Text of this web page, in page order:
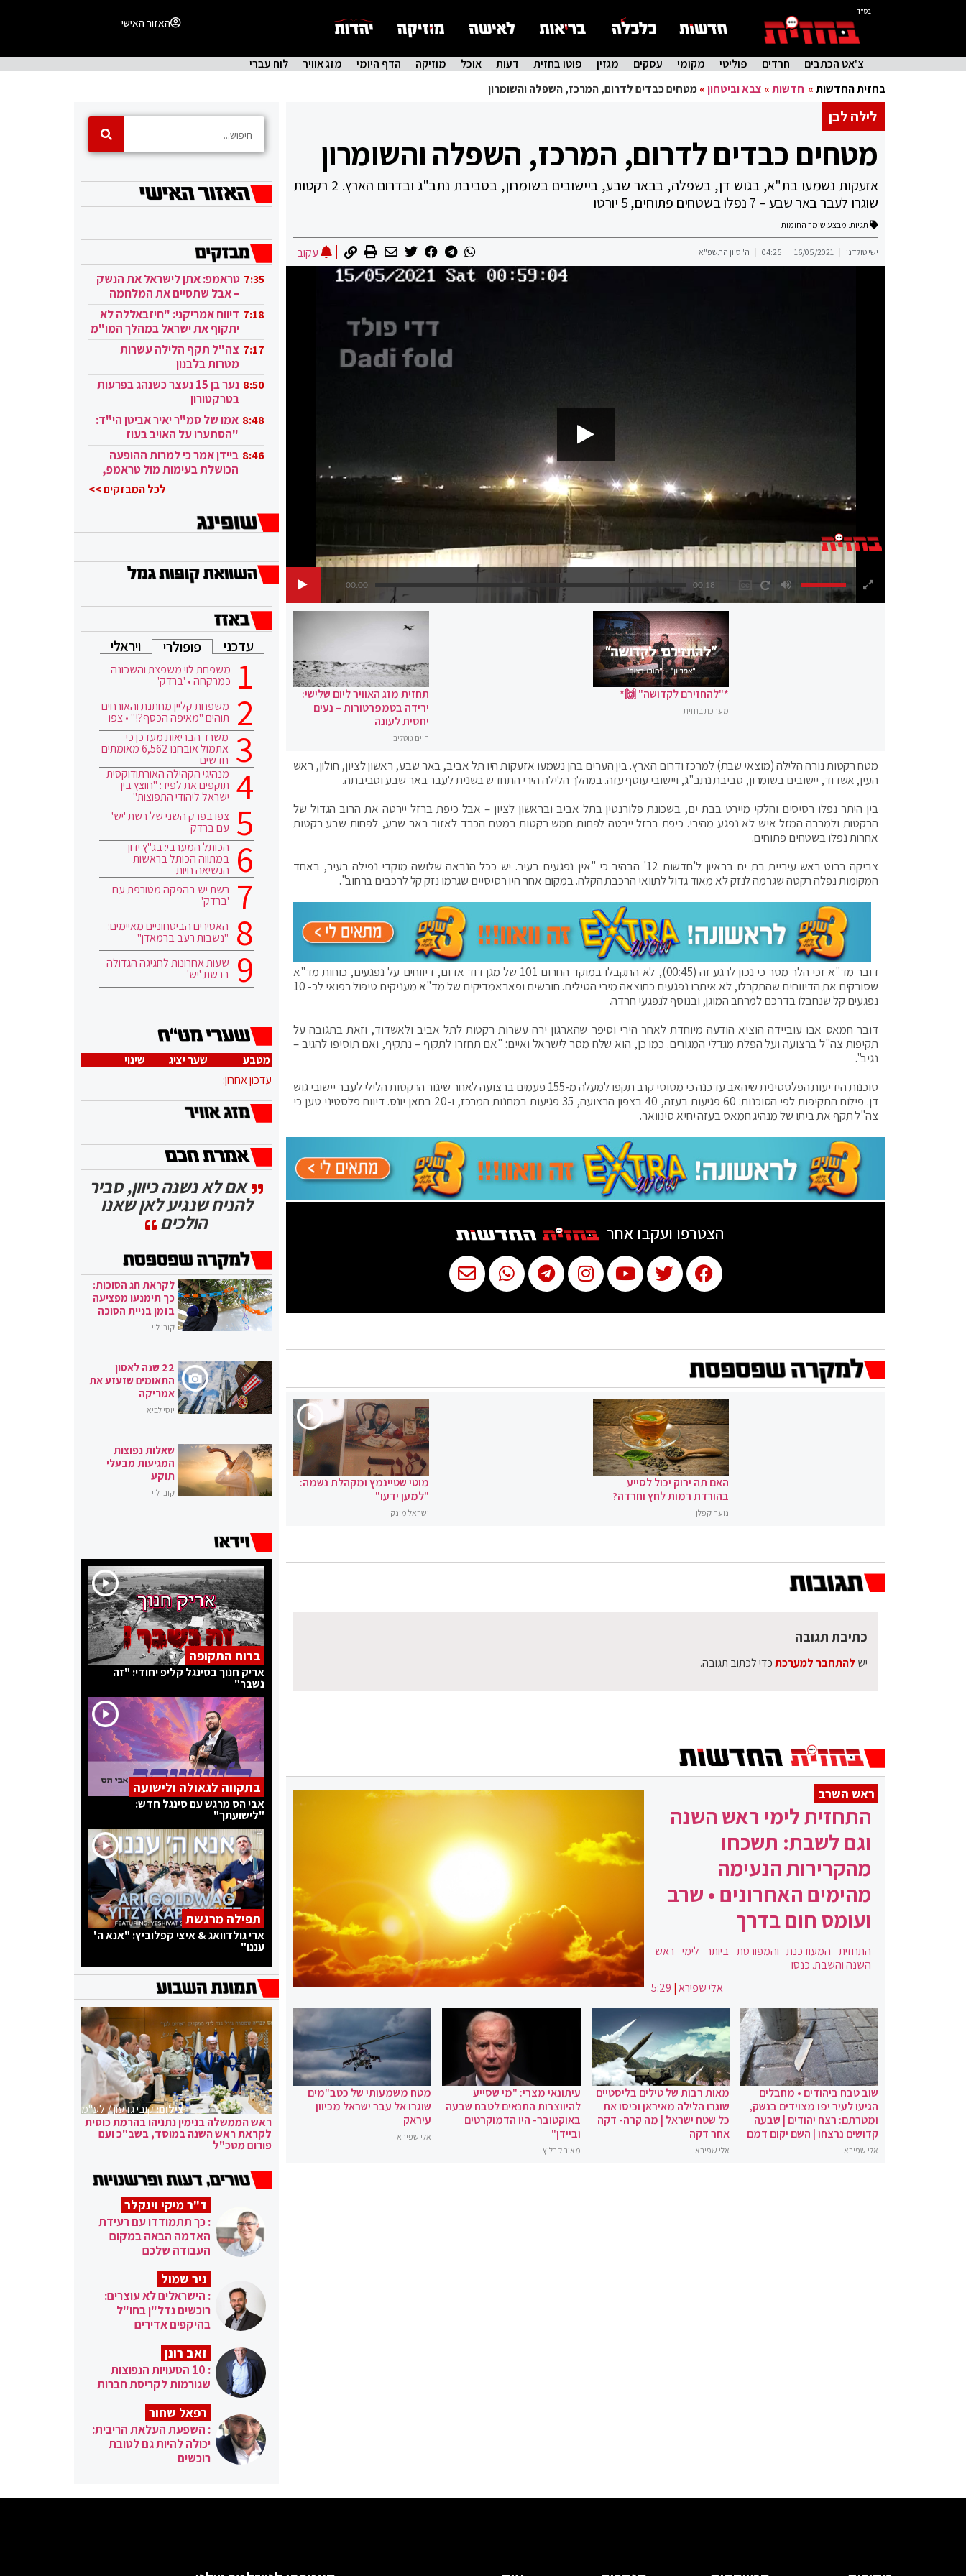
בס"ד
האזור האישי
צ'אט הכתבים חרדים פוליטי מקומי עסקים מגזין פוטו בחזית דעות אוכל מוזיקה הדף היומי מזג אוויר
לוח עברי
בחזית החדשות» חדשות» צבא וביטחון»מטחים כבדים לדרום, המרכז, השפלה והשומרון
לילה לבן
מטחים כבדים לדרום, המרכז, השפלה והשומרון
אזעקות נשמעו בת"א, בגוש דן, בשפלה, בבאר שבע, ביישובים בשומרון, בסביבת נתב"ג ובדרום הארץ. 2 רקטות
שוגרו לעבר באר שבע – 7 נפלו בשטחים פתוחים, 5 יורטו
תגיות: מבצע שומר החומות
ישי טולדנו 16/05/2021
04:25 ה' סיון התשפ"א עקוב
00:00 00:18
*"להחזירם לקדושה" 🙌*
מערכת בחזית
תחזית מזג האוויר ליום שלישי:
ירידה בטמפרטורות – נעים
יחסית לעונה
חיים גוטליב
מטח רקטות נורה הלילה (מוצאי שבת) למרכז ודרום הארץ. בין הערים בהן נשמעו אזעקות היו תל אביב, באר שבע, ראשון לציון, חולון, ראש
העין, אשדוד, יישובים בשומרון, סביבת נתב"ג, ויישובי עוטף עזה. במהלך הלילה הירי התחדש בשנית לעבר באר שבע וסביבתה.
בין היתר נפלו רסיסים וחלקי מיירט בבת ים, בשכונת פלורנטין בתל אביב ובראשון לציון – אבל כיפת ברזל יירטה את הרוב הגדול של
הרקטות ולמרבה המזל איש לא נפגע מהירי. כיפת ברזל יירטה לפחות חמש רקטות במטח הכבד לאזור באר שבע, לפחות שבע רקטות
אחרות נפלו בשטחים פתוחים.
צביקה ברוט ראש עיריית בת ים בראיון ל'חדשות 12' הבהיר כי "אין נפגעים בעיר. יש ככל הנראה שלושה מוקדי נפילה בעיר, באחד
המקומות נפלה רקטה שגרמה לנזק לא מאוד גדול לתוואי הרכבת הקלה. במקום אחר היו רסיסיים שגרמו נזק קל לרכבים ברחוב".
דובר מד"א זכי הלר מסר כי נכון לרגע זה (00:45), לא התקבלו במוקד החרום 101 של מגן דוד אדום, דיווחים על נפגעים, כוחות מד"א
שסורקים את הדיווחים שהתקבלו, לא איתרו נפגעים כתוצאה מירי הטילים. חובשים ופאראמדיקים של מד"א מעניקים טיפול רפואי לכ- 10
נפגעים קל שנחבלו בדרכם למרחב המוגן, ובנוסף לנפגעי חרדה.
דובר חמאס אבו עוביידה הוציא הודעה מיוחדת לאחר הירי וסיפר שהארגון ירה עשרות רקטות לתל אביב ולאשדוד, וזאת בתגובה על
תקיפות צה"ל ברצועה ועל הפלת מגדלי המגורים. כמו כן, הוא שלח מסר לישראל ואיים: "אם תחזרו לתקוף – נתקיף, ואם תוסיפו להגיב –
נגיב".
סוכנות הידיעות הפלסטינית שיהאב עדכנה כי מטוסי קרב תקפו למעלה מ-155 פעמים ברצועה לאחר שיגור הרקטות הלילי לעבר יישובי גוש
דן. פילוח התקיפות לפי הסוכנות: 60 פגיעות בעזה, 40 בצפון הרצועה, 35 פגיעות במחנות המרכז, ו-20 בחאן יונס. דיווח פלסטיני טען כי
צה"ל תקף את ביתו של מנהיג חמאס בעזה יחיא סינוואר.
הצטרפו ועקבו אחר
האם תה ירוק יכול לסייע
בהורדת רמות לחץ וחרדה?
נועה קפלן
מוטי שטיינמץ ומקהלת נשמה:
"למען ידעו"
ישראל מונק
כתיבת תגובה
יש להתחבר למערכתכדי לכתוב תגובה.
ראש השרב
התחזית לימי ראש השנה
וגם לשבת: תשכחו
מהקרירות הנעימה
מהימים האחרונים • שרב
ועומס חום בדרך
התחזית המעודכנת והמפורטת ביותר לימי ראש
השנה והשבת. כנסו
אלי שפירא|
5:29
שוב טבח ביהודים • מחבלים
הגיעו לעיר יפו מצוידים בנשק,
ומטרתם: רצח יהודים | שבעה
קדושים נרצחו | השם יקום דמם
אלי שפירא
מאות רבות של טילים בליסטיים
שוגרו הלילה מאיראן וכיסו את
כל שטח ישראל | מה קרה- דקה
אחר דקה
אלי שפירא
עיתונאי מצרי: "מי שסייע
להיווצרות התנאים לטבח שבעה
באוקטובר- היו הדמוקרטים
וביידן"
מאיר קרליץ
מטח משמעותי של כטב"מים
שוגרו אל עבר ישראל מכיוון
עיראק
אלי שפירא
7:35 טראמפ: אתן לישראל את הנשק
– אבל שתסיים את המלחמה
בעזה 7:18 דיווח אמריקני: "חיזבאללה לא
יתקוף את ישראל במהלך המו"מ
בקטאר" 7:17 צה"ל תקף הלילה עשרות
מטרות בלבנון
8:50
נער בן 15 נעצר כשנהג בפרעות
בטרקטורון
8:48 אמו של סמ"ר יאיר אביטן הי"ד:
"הסתערו על האויב בעוז
ובגבורה" 8:46 ביידן אמר כי למרות ההופעה
הכושלת בעימות מול טראמפ,
לכל המבזקים >>
עדכני פופולרי ויראלי
משפחת לוי משפצת והשכונה
כמרקחה • 'ברדק'
משפחת קליין מחתנת והאורחים
תוהים "מאיפה הכסף?!" • צפו
משרד הבריאות מעדכן כי
אתמול אובחנו 6,562 מאומתים
חדשים
מנהיגי הקהילה האורתודוקסית
תוקפים את לפיד: "חוצץ בין
ישראל ליהודי התפוצות"
צפו בפרק השני של רשת 'יש'
עם ברדק
הכותל המערבי: בג"ץ ידון
במתווה הכותל בראשות
הנשיאה חיות
רשת יש בהפקה מטורפת עם
'ברדק'
האסירים הביטחוניים מאיימים:
"נשבות רעב ברמאדן"
שעות אחרונות לחגיגה הגדולה
ברשת 'יש'
מטבע שער יציג
שינוי
עדכון אחרון:
אם לא נשנה כיוון, סביר
להניח שנגיע לאן שאנו
הולכים
לקראת חג הסוכות:
כך תימנעו מפציעה
בזמן בניית הסוכה
קובי לוי
22 שנה לאסון
התאומים שזעזע את
אמריקה
יוסי לביא
שאלות נפוצות
המגיעות מבעלי
תוקע
קובי לוי
ברוח התקופה
אריק חנוך בסינגל קליפ יחודי: "זה
נשבר"
בתקווה לגאולה ולישועה
אבי הס מרגש עם סינגל חדש:
"לישועתך"
תפילה מרגשת
ארי גולדוואג & איצי קפלוביץ: "אנא ה'
עננו"
צילום:קובי גדעון / לע"מ
ראש הממשלה בנימין נתניהו בהרמת כוסית
לקראת ראש השנה במוסד, בשב"כ ועם
פורום מטכ"ל
ד"ר מיקי וינקלר
: כך תתמודדו עם רעידת
האדמה הבאה במקום
העבודה שלכם
ניר שמול
: הישראלים לא עוצרים:
רוכשים נדל"ן בחו"ל
בהיקפים אדירים
זאב רונן
: 10 הטעויות הנפוצות
שגורמות לקריסת חברות
רפאל שחור
: השפעת העלאת הריבית:
יכולה להיות גם לטובת
רוכשים